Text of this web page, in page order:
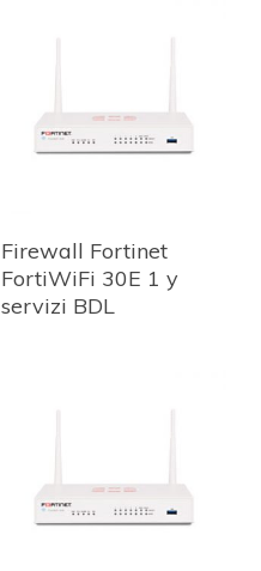
Firewall Fortinet
FortiWiFi 30E 1 y
servizi BDL